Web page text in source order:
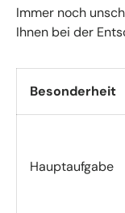
Immer noch
Ihnen bei der
Besonderheit
Hauptaufgabe